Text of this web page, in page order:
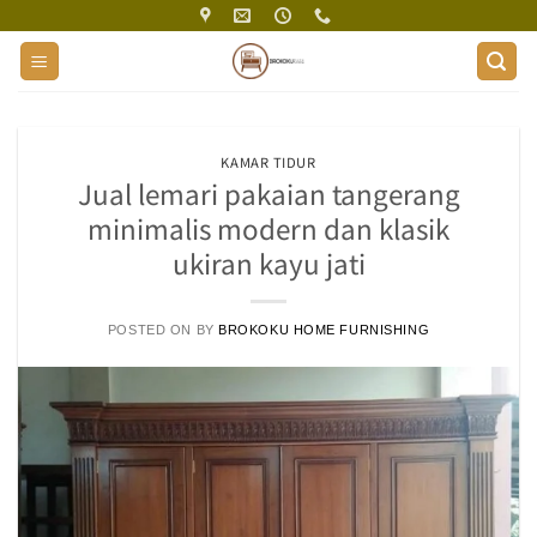
content
KAMAR TIDUR
Jual lemari pakaian tangerang
minimalis modern dan klasik
ukiran kayu jati
POSTED ON BYBROKOKU HOME FURNISHING